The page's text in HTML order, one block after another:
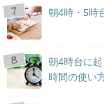
朝4時・5時
朝4時台に
時間の使い方